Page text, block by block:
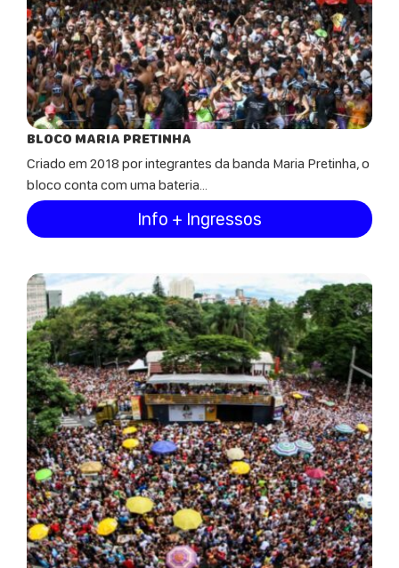
BLOCO MARIA PRETINHA
Criado em 2018 por integrantes da banda Maria Pretinha, o
bloco conta com uma bateria...
Info + Ingressos